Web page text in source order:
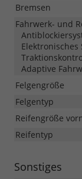
Bremsen
Fahrwerk- und
Elektronisches
Adaptive
Felgengröße
Felgentyp
Reifengröße
Reifentyp
Sonstiges